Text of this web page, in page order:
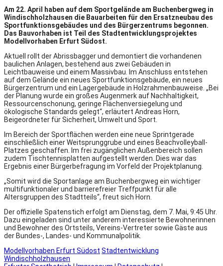
Am 22. April haben auf dem Sportgelände am Buchenbergweg in
Windischholzhausen die Bauarbeiten für den Ersatzneubau des
Sportfunktionsgebäudes und des Bürgerzentrums begonnen.
Das Bauvorhaben ist Teil des Stadtentwicklungsprojektes
Modellvorhaben Erfurt Südost.
Aktuell rollt der Abrissbagger und demontiert die vorhandenen
baulichen Anlagen, bestehend aus zwei Gebäuden in
Leichtbauweise und einem Massivbau. Im Anschluss entstehen
auf dem Gelände ein neues Sportfunktionsgebäude, ein neues
Bürgerzentrum und ein Lagergebäude in Holzrahmenbauweise. „Bei
der Planung wurde ein großes Augenmerk auf Nachhaltigkeit,
Ressourcenschonung, geringe Flächenversiegelung und
ökologische Standards gelegt“, erläutert Andreas Horn,
Beigeordneter für Sicherheit, Umwelt und Sport.
Im Bereich der Sportflächen werden eine neue Sprintgerade
einschließlich einer Weitsprunggrube und eines Beachvolleyball-
Platzes geschaffen. Im frei zugänglichen Außenbereich sollen
zudem Tischtennisplatten aufgestellt werden. Dies war das
Ergebnis einer Bürgerbefragung im Vorfeld der Projektplanung.
„Somit wird die Sportanlage am Buchenbergweg ein wichtiger
multifunktionaler und barrierefreier Treffpunkt für alle
Altersgruppen des Stadtteils“, freut sich Horn.
Der offizielle Spatenstich erfolgt am Dienstag, dem 7. Mai, 9:45 Uhr.
Dazu eingeladen sind unter anderem interessierte Bewohnerinnen
und Bewohner des Ortsteils, Vereins-Vertreter sowie Gäste aus
der Bundes-, Landes- und Kommunalpolitik.
Modellvorhaben Erfurt Südost Stadtentwicklung
Windischholzhausen